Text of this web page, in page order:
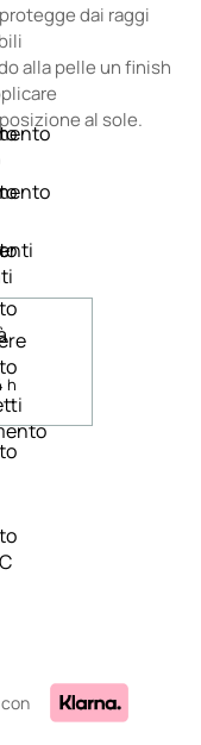
dai raggi
alla pelle un finish
al sole.
h
con